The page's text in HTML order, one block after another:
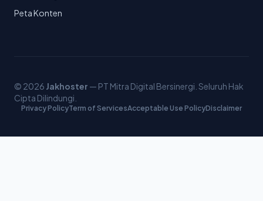
Peta Konten
© 2026 Jakhoster — PT Mitra Digital Bersinergi. Seluruh Hak
Cipta Dilindungi.
Privacy PolicyTerm of ServicesAcceptable Use PolicyDisclaimer